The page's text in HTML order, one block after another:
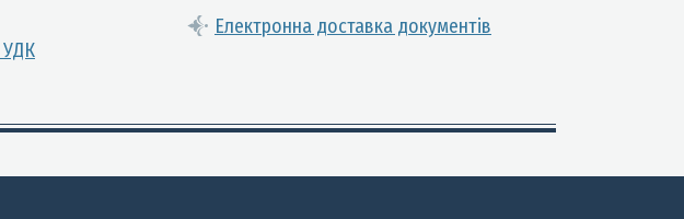
Електронна доставка документів